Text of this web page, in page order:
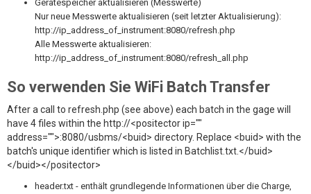
Gerätespeicher aktualisieren (Messwerte)
Nur neue Messwerte aktualisieren (seit letzter Aktualisierung):
http://ip_address_of_instrument:8080/refresh.php
Alle Messwerte aktualisieren:
http://ip_address_of_instrument:8080/refresh_all.php
So verwenden Sie WiFi Batch Transfer
After a call to refresh.php (see above) each batch in the gage will
have 4 files within the http://<positector ip=""
address="">:8080/usbms/<buid> directory. Replace <buid> with the
batch's unique identifier which is listed in Batchlist.txt.</buid>
</buid></positector>
header.txt - enthält grundlegende Informationen über die Charge,